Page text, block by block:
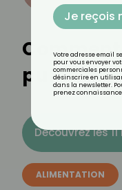
Comment
purée au
Découvrez les
ALIMENTATION
Je reçois
Votre adresse email
pour vous envoyer
commerciales
désinscrire en
dans la newsletter.
prenez